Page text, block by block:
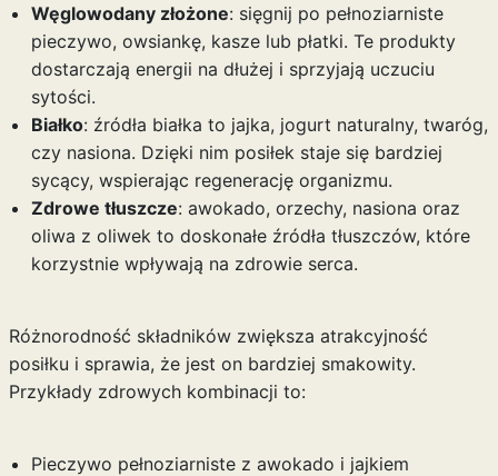
Węglowodany złożone: sięgnij po pełnoziarniste
pieczywo, owsiankę, kasze lub płatki. Te produkty
dostarczają energii na dłużej i sprzyjają uczuciu
sytości.
Białko: źródła białka to jajka, jogurt naturalny, twaróg,
czy nasiona. Dzięki nim posiłek staje się bardziej
sycący, wspierając regenerację organizmu.
Zdrowe tłuszcze: awokado, orzechy, nasiona oraz
oliwa z oliwek to doskonałe źródła tłuszczów, które
korzystnie wpływają na zdrowie serca.
Różnorodność składników zwiększa atrakcyjność
posiłku i sprawia, że jest on bardziej smakowity.
Przykłady zdrowych kombinacji to:
Pieczywo pełnoziarniste z awokado i jajkiem